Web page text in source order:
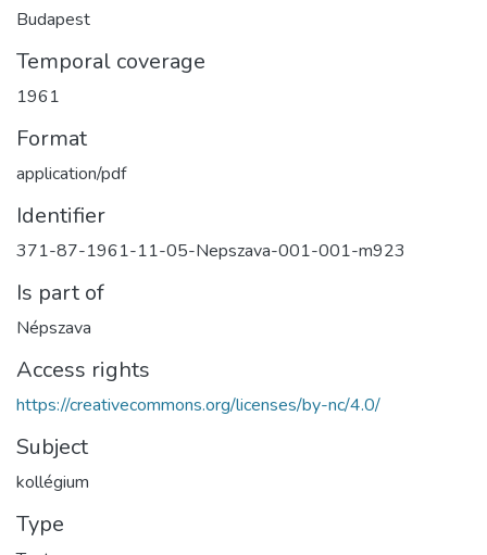
Budapest
Temporal coverage
1961
Format
application/pdf
Identifier
371-87-1961-11-05-Nepszava-001-001-m923
Is part of
Népszava
Access rights
https://creativecommons.org/licenses/by-nc/4.0/
Subject
kollégium
Type